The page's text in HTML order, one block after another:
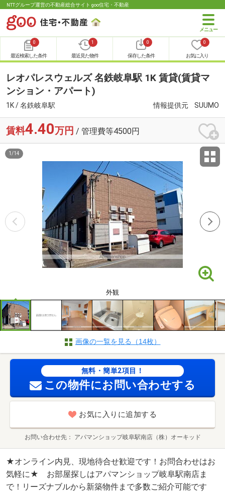
NTTグループ運営の不動産総合サイト goo住宅・不動産
0
最近検索した条件
1
最近見た物件
0
保存した条件
0
お気に入り
レオパレスウェルズ 名鉄岐阜駅 1K 賃貸(賃貸マ
ンション・アパート)
1K / 名鉄岐阜駅 情報提供元 SUUMO
賃料4.40万円 / 管理費等4500円
外観
1 /14
画像の一覧を見る（14枚）
無料・簡単2項目！
この物件にお問い合わせする
お気に入りに追加する
お問い合わせ先 アパマンショップ岐阜駅南店（株）オーキッド
★オンライン内見、現地待合せ歓迎です！お問合わせはお
気軽に★ お部屋探しはアパマンショップ岐阜駅南店ま
で！リーズナブルから新築物件まで多数ご紹介可能です